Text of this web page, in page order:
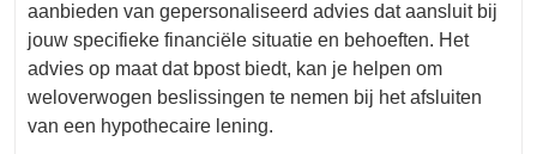
aanbieden van gepersonaliseerd advies dat aansluit bij
jouw specifieke financiële situatie en behoeften. Het
advies op maat dat bpost biedt, kan je helpen om
weloverwogen beslissingen te nemen bij het afsluiten
van een hypothecaire lening.